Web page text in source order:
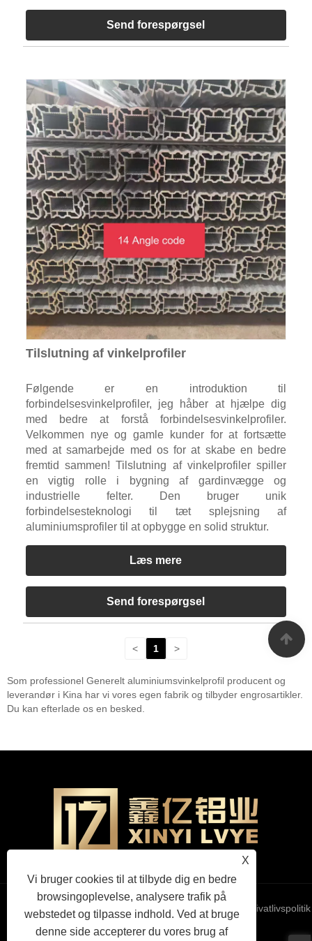
Send forespørgsel
Tilslutning af vinkelprofiler
Følgende er en introduktion til
forbindelsesvinkelprofiler, jeg håber at hjælpe dig
med bedre at forstå forbindelsesvinkelprofiler.
Velkommen nye og gamle kunder for at fortsætte
med at samarbejde med os for at skabe en bedre
fremtid sammen! Tilslutning af vinkelprofiler spiller
en vigtig rolle i bygning af gardinvægge og
industrielle felter. Den bruger unik
forbindelsesteknologi til tæt splejsning af
aluminiumsprofiler til at opbygge en solid struktur.
Læs mere
Send forespørgsel
< 1 >
Som professionel Generelt aluminiumsvinkelprofil producent og
leverandør i Kina har vi vores egen fabrik og tilbyder engrosartikler.
Du kan efterlade os en besked.
X
Vi bruger cookies til at tilbyde dig en bedre
browsingoplevelse, analysere trafik på
webstedet og tilpasse indhold. Ved at bruge
denne side accepterer du vores brug af
Links Sitemap RSS XML Privatlivspolitik